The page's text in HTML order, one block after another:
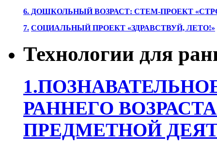
6. ДОШКОЛЬНЫЙ ВОЗРАСТ: СТЕМ-ПРОЕКТ
7. СОЦИАЛЬНЫЙ ПРОЕКТ «ЗДРАВСТВУЙ, ЛЕТО!»
Технологии для
РАННЕГО
ПРЕДМЕТНОЙ